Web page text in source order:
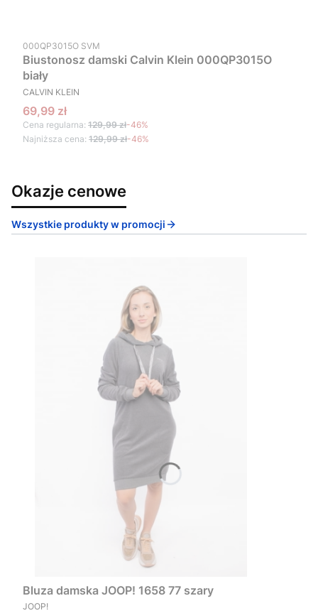
Kod produktu
000QP3015O SVM
Biustonosz damski Calvin Klein 000QP3015O
biały
PRODUCENT
CALVIN KLEIN
Cena promocyjna
69,99 zł
Cena regularna: 129,99 zł-46%
Najniższa cena: 129,99 zł-46%
Okazje cenowe
Wszystkie produkty w promocji
Bluza damska JOOP! 1658 77 szary
PRODUCENT
JOOP!